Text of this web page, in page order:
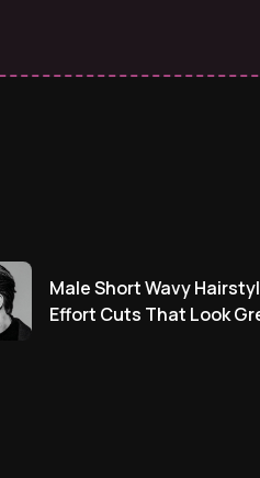
Male Short Wavy
Effort Cuts That Look